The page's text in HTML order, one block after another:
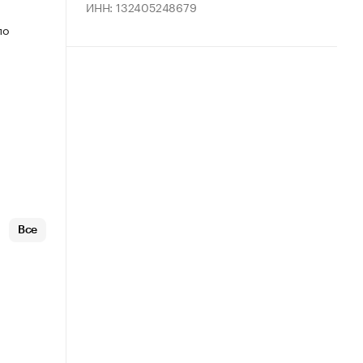
Все
ИНН: 132405248679